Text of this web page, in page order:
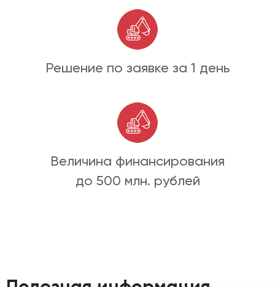
Решение по заявке за 1 день
Величина финансирования
до 500 млн. рублей